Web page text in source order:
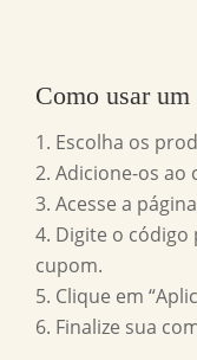
Como usar um
Escolha os
Adicione-os ao
Acesse a
Digite o
cupom.
Clique em
Finalize sua